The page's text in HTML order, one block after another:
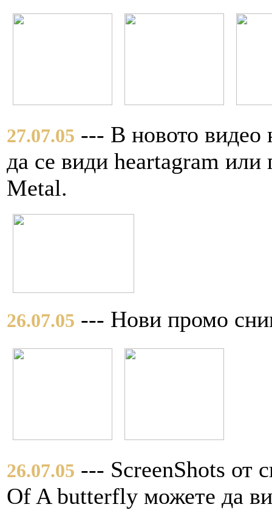
27.07.05 --- В новото видео
да се види heartagram
Metal.
26.07.05 --- Нови промо
26.07.05 --- ScreenShots от
Of A butterfly можете да